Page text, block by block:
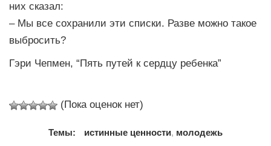
них сказал:
– Мы все сохранили эти списки. Разве можно такое
выбросить?
Гэри Чепмен, “Пять путей к сердцу ребенка”
(Пока оценок нет)
Темы: истинные ценности, молодежь